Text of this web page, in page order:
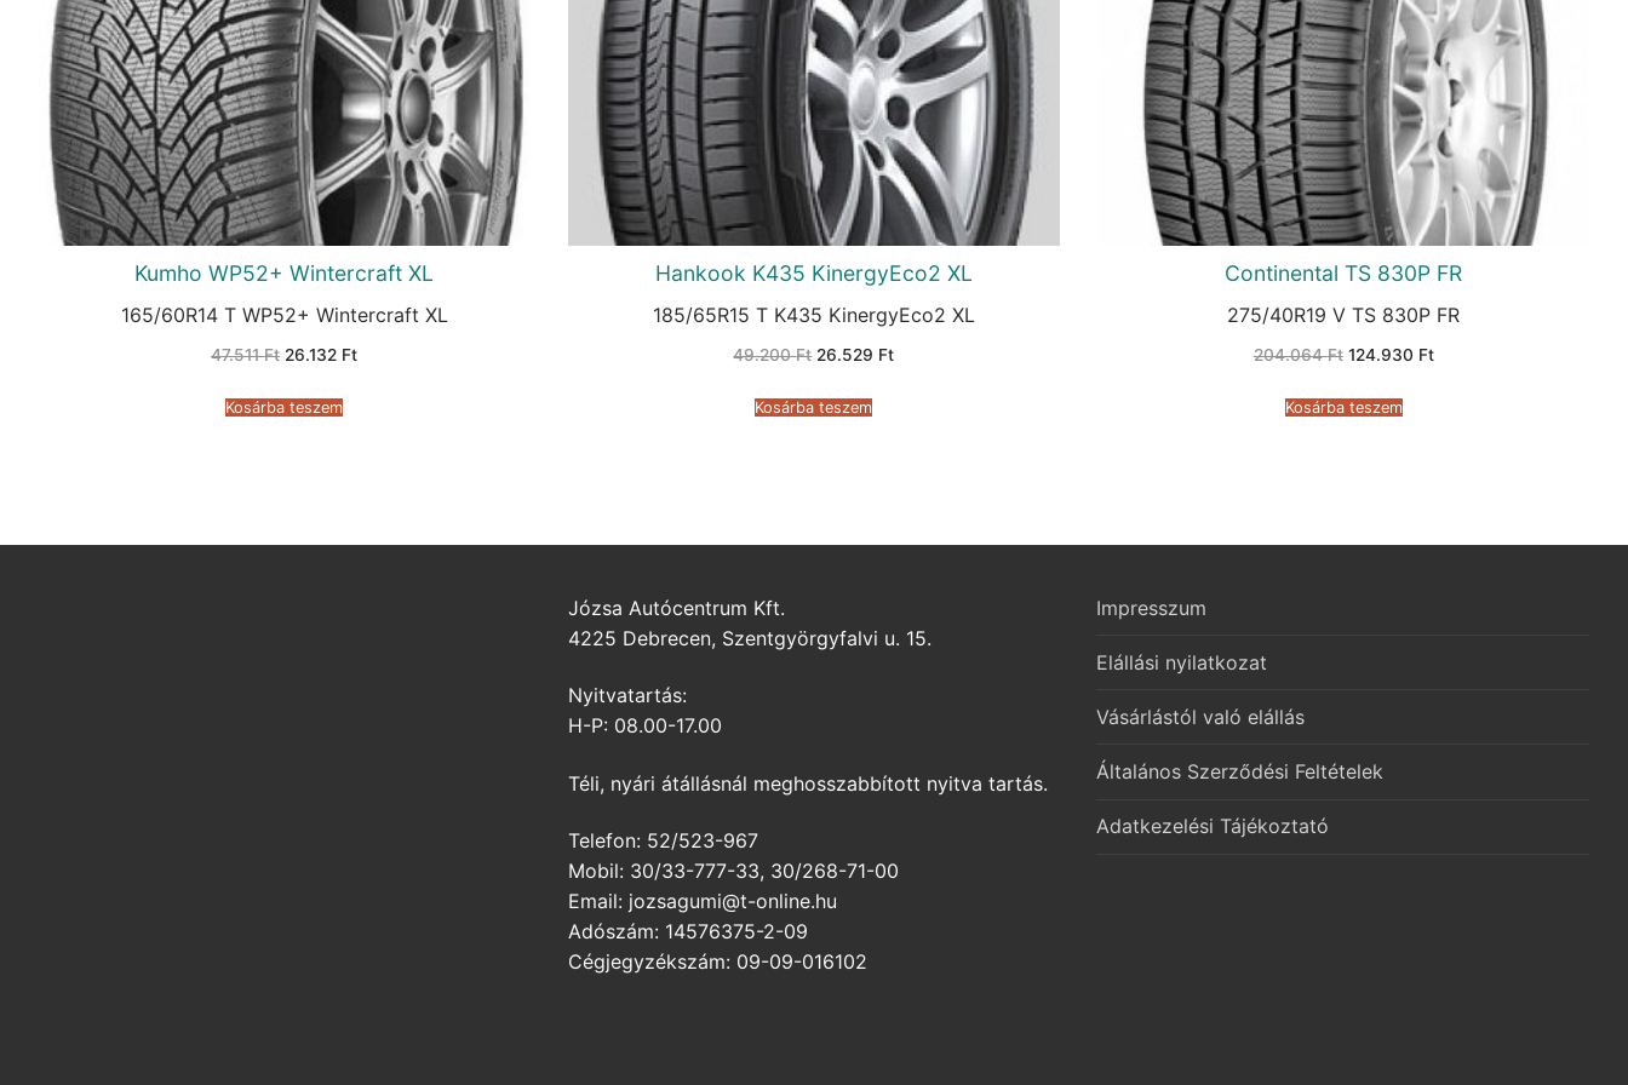
Kumho WP52+ Wintercraft XL
165/60R14 T WP52+ Wintercraft XL
47.511Ft Original
47.511 Ft.
26.132 FtCurrent
Kosárba teszem
Hankook K435 KinergyEco2 XL
185/65R15 T K435 KinergyEco2 XL
49.200Ft Original
49.200 Ft.
26.529 FtCurrent
Kosárba teszem
Continental TS 830P FR
275/40R19 V TS 830P FR
204.064Ft Original
204.064 Ft.
124.930 FtCurrent
Kosárba teszem
Józsa Autócentrum Kft.
4225 Debrecen, Szentgyörgyfalvi u. 15.
Nyitvatartás:
H-P: 08.00-17.00
Téli, nyári átállásnál meghosszabbított nyitva tartás.
Telefon: 52/523-967
Mobil: 30/33-777-33, 30/268-71-00
Email: jozsagumi@t-online.hu
Adószám: 14576375-2-09
Cégjegyzékszám: 09-09-016102
Impresszum
Elállási nyilatkozat
Vásárlástól való elállás
Általános Szerződési Feltételek
Adatkezelési Tájékoztató